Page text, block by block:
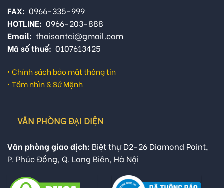
FAX: 0966-335-999
HOTLINE: 0966-203-888
Email: thaisontci@gmail.com
Mã số thuế: 0107613425
• Chính sách bảo mật thông tin
• Tầm nhìn & Sứ Mệnh
VĂN PHÒNG ĐẠI DIỆN
Văn phòng giao dịch: Biệt thự D2-26 Diamond Point,
P. Phúc Đồng, Q. Long Biên, Hà Nội